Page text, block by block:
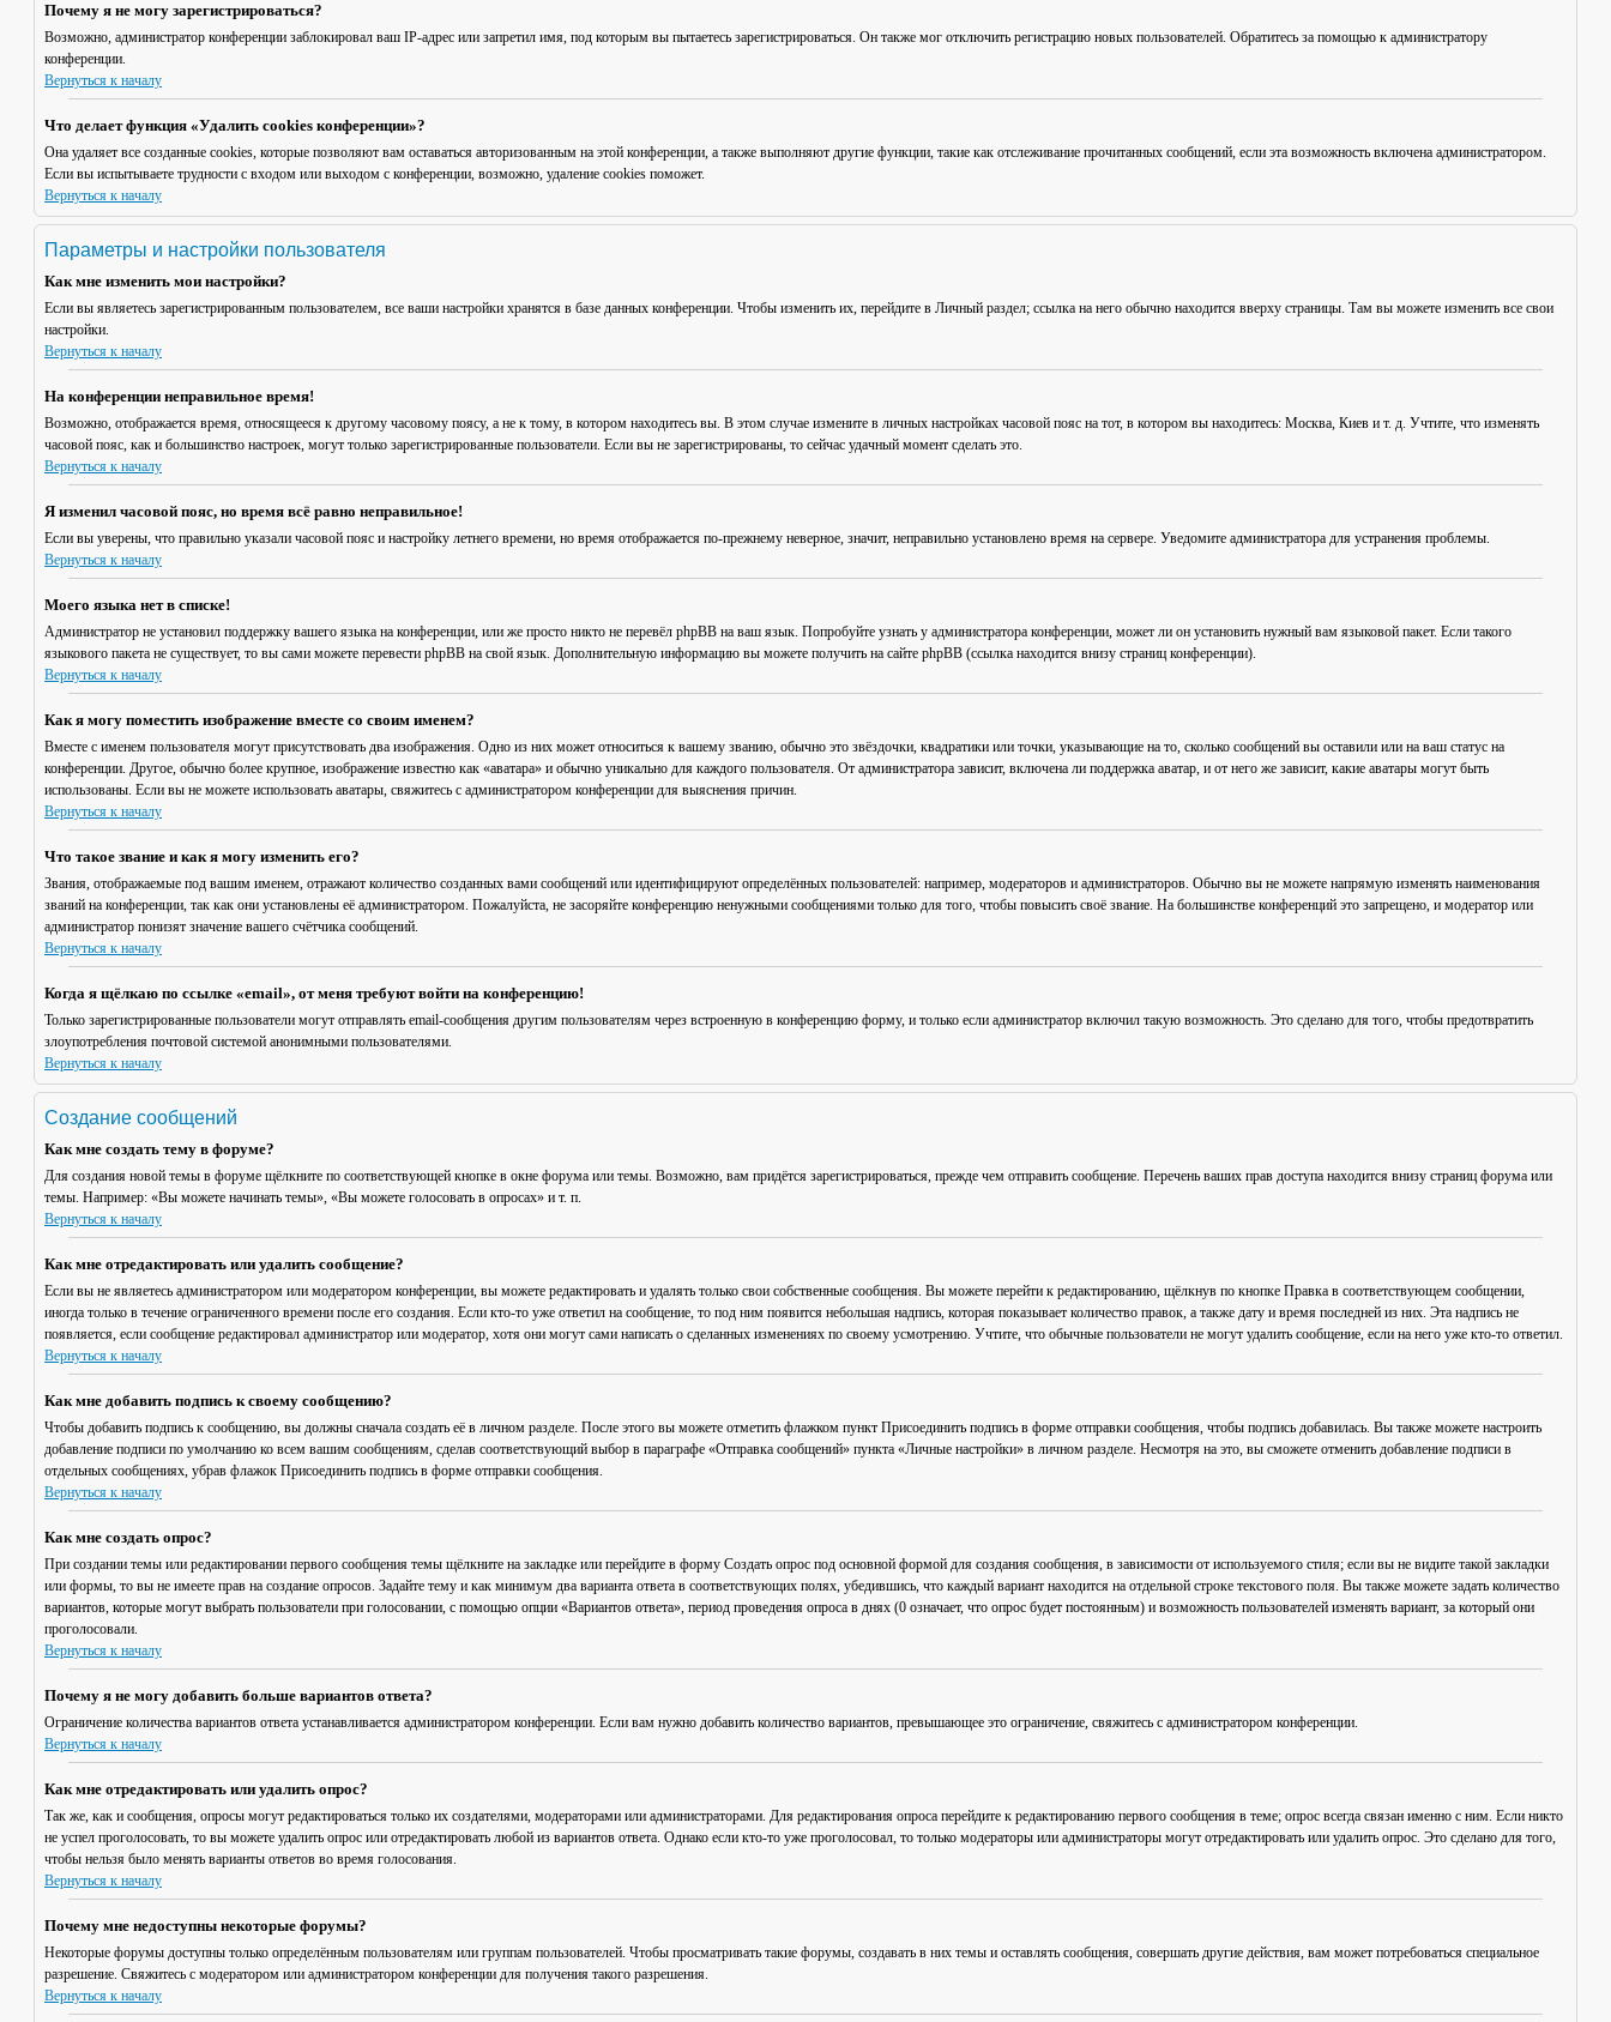
Почему я не могу зарегистрироваться?
Возможно, администратор конференции заблокировал ваш IP-адрес или запретил имя, под которым вы пытаетесь зарегистрироваться. Он также мог отключить регистрацию новых пользователей. Обратитесь за помощью к администратору
конференции.
Вернуться к началу
Что делает функция «Удалить cookies конференции»?
Она удаляет все созданные cookies, которые позволяют вам оставаться авторизованным на этой конференции, а также выполняют другие функции, такие как отслеживание прочитанных сообщений, если эта возможность включена администратором.
Если вы испытываете трудности с входом или выходом с конференции, возможно, удаление cookies поможет.
Вернуться к началу
Параметры и настройки пользователя
Как мне изменить мои настройки?
Если вы являетесь зарегистрированным пользователем, все ваши настройки хранятся в базе данных конференции. Чтобы изменить их, перейдите в Личный раздел; ссылка на него обычно находится вверху страницы. Там вы можете изменить все свои
настройки.
Вернуться к началу
На конференции неправильное время!
Возможно, отображается время, относящееся к другому часовому поясу, а не к тому, в котором находитесь вы. В этом случае измените в личных настройках часовой пояс на тот, в котором вы находитесь: Москва, Киев и т. д. Учтите, что изменять
часовой пояс, как и большинство настроек, могут только зарегистрированные пользователи. Если вы не зарегистрированы, то сейчас удачный момент сделать это.
Вернуться к началу
Я изменил часовой пояс, но время всё равно неправильное!
Если вы уверены, что правильно указали часовой пояс и настройку летнего времени, но время отображается по-прежнему неверное, значит, неправильно установлено время на сервере. Уведомите администратора для устранения проблемы.
Вернуться к началу
Моего языка нет в списке!
Администратор не установил поддержку вашего языка на конференции, или же просто никто не перевёл phpBB на ваш язык. Попробуйте узнать у администратора конференции, может ли он установить нужный вам языковой пакет. Если такого
языкового пакета не существует, то вы сами можете перевести phpBB на свой язык. Дополнительную информацию вы можете получить на сайте phpBB (ссылка находится внизу страниц конференции).
Вернуться к началу
Как я могу поместить изображение вместе со своим именем?
Вместе с именем пользователя могут присутствовать два изображения. Одно из них может относиться к вашему званию, обычно это звёздочки, квадратики или точки, указывающие на то, сколько сообщений вы оставили или на ваш статус на
конференции. Другое, обычно более крупное, изображение известно как «аватара» и обычно уникально для каждого пользователя. От администратора зависит, включена ли поддержка аватар, и от него же зависит, какие аватары могут быть
использованы. Если вы не можете использовать аватары, свяжитесь с администратором конференции для выяснения причин.
Вернуться к началу
Что такое звание и как я могу изменить его?
Звания, отображаемые под вашим именем, отражают количество созданных вами сообщений или идентифицируют определённых пользователей: например, модераторов и администраторов. Обычно вы не можете напрямую изменять наименования
званий на конференции, так как они установлены её администратором. Пожалуйста, не засоряйте конференцию ненужными сообщениями только для того, чтобы повысить своё звание. На большинстве конференций это запрещено, и модератор или
администратор понизят значение вашего счётчика сообщений.
Вернуться к началу
Когда я щёлкаю по ссылке «email», от меня требуют войти на конференцию!
Только зарегистрированные пользователи могут отправлять email-сообщения другим пользователям через встроенную в конференцию форму, и только если администратор включил такую возможность. Это сделано для того, чтобы предотвратить
злоупотребления почтовой системой анонимными пользователями.
Вернуться к началу
Создание сообщений
Как мне создать тему в форуме?
Для создания новой темы в форуме щёлкните по соответствующей кнопке в окне форума или темы. Возможно, вам придётся зарегистрироваться, прежде чем отправить сообщение. Перечень ваших прав доступа находится внизу страниц форума или
темы. Например: «Вы можете начинать темы», «Вы можете голосовать в опросах» и т. п.
Вернуться к началу
Как мне отредактировать или удалить сообщение?
Если вы не являетесь администратором или модератором конференции, вы можете редактировать и удалять только свои собственные сообщения. Вы можете перейти к редактированию, щёлкнув по кнопке Правка в соответствующем сообщении,
иногда только в течение ограниченного времени после его создания. Если кто-то уже ответил на сообщение, то под ним появится небольшая надпись, которая показывает количество правок, а также дату и время последней из них. Эта надпись не
появляется, если сообщение редактировал администратор или модератор, хотя они могут сами написать о сделанных изменениях по своему усмотрению. Учтите, что обычные пользователи не могут удалить сообщение, если на него уже кто-то ответил.
Вернуться к началу
Как мне добавить подпись к своему сообщению?
Чтобы добавить подпись к сообщению, вы должны сначала создать её в личном разделе. После этого вы можете отметить флажком пункт Присоединить подпись в форме отправки сообщения, чтобы подпись добавилась. Вы также можете настроить
добавление подписи по умолчанию ко всем вашим сообщениям, сделав соответствующий выбор в параграфе «Отправка сообщений» пункта «Личные настройки» в личном разделе. Несмотря на это, вы сможете отменить добавление подписи в
отдельных сообщениях, убрав флажок Присоединить подпись в форме отправки сообщения.
Вернуться к началу
Как мне создать опрос?
При создании темы или редактировании первого сообщения темы щёлкните на закладке или перейдите в форму Создать опрос под основной формой для создания сообщения, в зависимости от используемого стиля; если вы не видите такой закладки
или формы, то вы не имеете прав на создание опросов. Задайте тему и как минимум два варианта ответа в соответствующих полях, убедившись, что каждый вариант находится на отдельной строке текстового поля. Вы также можете задать количество
вариантов, которые могут выбрать пользователи при голосовании, с помощью опции «Вариантов ответа», период проведения опроса в днях (0 означает, что опрос будет постоянным) и возможность пользователей изменять вариант, за который они
проголосовали.
Вернуться к началу
Почему я не могу добавить больше вариантов ответа?
Ограничение количества вариантов ответа устанавливается администратором конференции. Если вам нужно добавить количество вариантов, превышающее это ограничение, свяжитесь с администратором конференции.
Вернуться к началу
Как мне отредактировать или удалить опрос?
Так же, как и сообщения, опросы могут редактироваться только их создателями, модераторами или администраторами. Для редактирования опроса перейдите к редактированию первого сообщения в теме; опрос всегда связан именно с ним. Если никто
не успел проголосовать, то вы можете удалить опрос или отредактировать любой из вариантов ответа. Однако если кто-то уже проголосовал, то только модераторы или администраторы могут отредактировать или удалить опрос. Это сделано для того,
чтобы нельзя было менять варианты ответов во время голосования.
Вернуться к началу
Почему мне недоступны некоторые форумы?
Некоторые форумы доступны только определённым пользователям или группам пользователей. Чтобы просматривать такие форумы, создавать в них темы и оставлять сообщения, совершать другие действия, вам может потребоваться специальное
разрешение. Свяжитесь с модератором или администратором конференции для получения такого разрешения.
Вернуться к началу